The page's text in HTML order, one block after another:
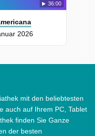
36:00
2026
mit den beliebtesten
auch auf Ihrem PC, Tablet
finden Sie Ganze
der besten